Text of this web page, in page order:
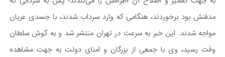
مدفنش بود برخوردند، هنگامی که وارد سرداب شدند، با جسدی عریان
مواجه شدند. این خبر به سرعت در تهران منتشر شد و به گوش سلطان
وقت رسید، وی با جمعی از بزرگان و امنای دولت به جهت مشاهده